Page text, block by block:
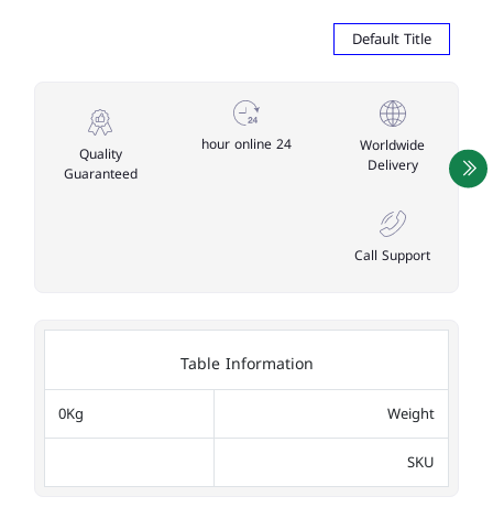
Default Title
Worldwide
Delivery
24 hour online
Quality
Guaranteed
Call Support
Table Information
Weight
0Kg
SKU